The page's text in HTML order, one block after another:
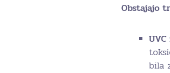
Obstajajo
bila